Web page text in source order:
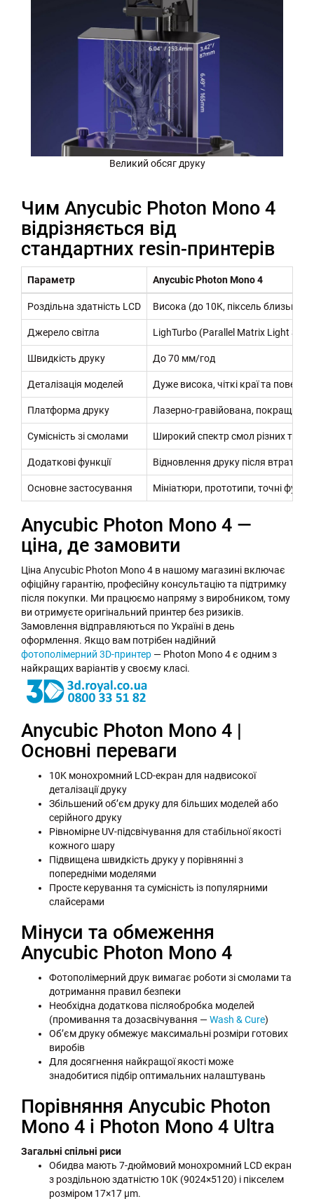
Великий обсяг друку
Чим Anycubic Photon Mono 4
відрізняється від
стандартних resin-принтерів
Параметр Anycubic Photon Mono 4
Роздільна здатність LCD Висока (до 10K, піксель близько
Джерело світла LighTurbo (Parallel Matrix Light
Швидкість друку До 70 мм/год
Деталізація моделей Дуже висока, чіткі краї та поверхні
Платформа друку Лазерно-гравійована, покращена
Сумісність зі смолами Широкий спектр смол різних типів
Додаткові функції Відновлення друку після втрати
Основне застосування Мініатюри, прототипи, точні
Anycubic Photon Mono 4 —
ціна, де замовити
Ціна Anycubic Photon Mono 4 в нашому магазині включає
офіційну гарантію, професійну консультацію та підтримку
після покупки. Ми працюємо напряму з виробником, тому
ви отримуєте оригінальний принтер без ризиків.
Замовлення відправляються по Україні в день
оформлення. Якщо вам потрібен надійний
фотополімерний 3D-принтер — Photon Mono 4 є одним з
найкращих варіантів у своєму класі.
Anycubic Photon Mono 4 |
Основні переваги
10K монохромний LCD-екран для надвисокої
деталізації друку
Збільшений обʼєм друку для більших моделей або
серійного друку
Рівномірне UV-підсвічування для стабільної якості
кожного шару
Підвищена швидкість друку у порівнянні з
попередніми моделями
Просте керування та сумісність із популярними
слайсерами
Мінуси та обмеження
Anycubic Photon Mono 4
Фотополімерний друк вимагає роботи зі смолами та
дотримання правил безпеки
Необхідна додаткова післяобробка моделей
(промивання та дозасвічування —Wash & Cure)
Обʼєм друку обмежує максимальні розміри готових
виробів
Для досягнення найкращої якості може
знадобитися підбір оптимальних налаштувань
Порівняння Anycubic Photon
Mono 4 і Photon Mono 4 Ultra
Загальні спільні риси
Обидва мають 7-дюймовий монохромний LCD екран
з роздільною здатністю 10K (9024×5120) і пікселем
розміром 17×17 µm.